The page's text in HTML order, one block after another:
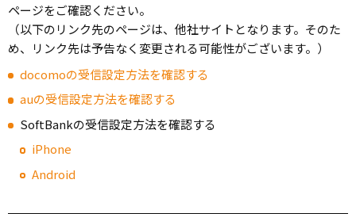
ページをご確認ください。
（以下のリンク先のページは、他社サイトとなります。そのた
め、リンク先は予告なく変更される可能性がございます。）
docomoの受信設定方法を確認する
auの受信設定方法を確認する
SoftBankの受信設定方法を確認する
iPhone
Android